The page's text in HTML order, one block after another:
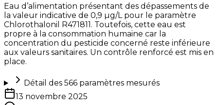
Eau d’alimentation présentant des dépassements de
la valeur indicative de 0,9 µg/L pour le paramètre
Chlorothalonil R471811. Toutefois, cette eau est
propre à la consommation humaine car la
concentration du pesticide concerné reste inférieure
aux valeurs sanitaires. Un contrôle renforcé est mis en
place.
Détail des 566paramètres mesurés
13 novembre 2025